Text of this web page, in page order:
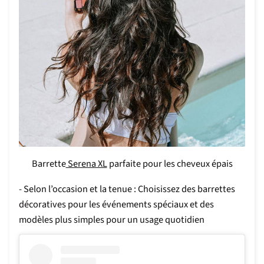
BarretteSerena XLparfaite pour les cheveux épais
- Selon l’occasion et la tenue : Choisissez des barrettes
décoratives pour les événements spéciaux et des
modèles plus simples pour un usage quotidien